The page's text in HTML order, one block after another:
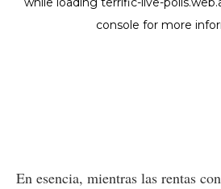
En esencia, mientras las rentas